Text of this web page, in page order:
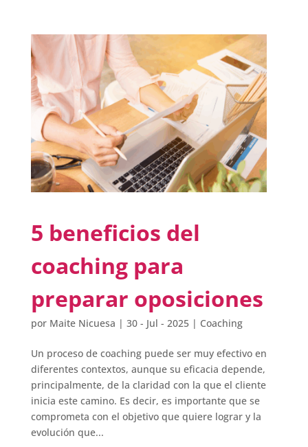
5 beneficios del
coaching para
preparar oposiciones
por Maite Nicuesa | 30 - Jul - 2025| Coaching
Un proceso de coaching puede ser muy efectivo en
diferentes contextos, aunque su eficacia depende,
principalmente, de la claridad con la que el cliente
inicia este camino. Es decir, es importante que se
comprometa con el objetivo que quiere lograr y la
evolución que...